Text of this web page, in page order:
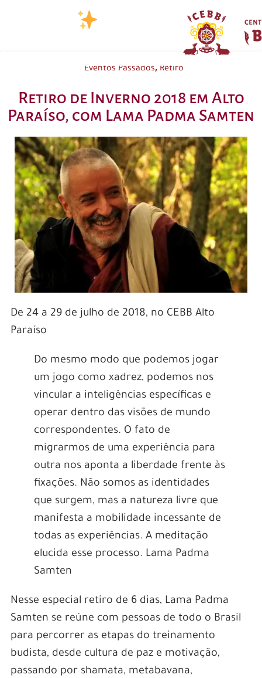
Eventos Passados, Retiro
Retiro de Inverno 2018 em Alto
Paraíso, com Lama Padma Samten
De 24 a 29 de julho de 2018, no CEBB Alto
Paraíso
Do mesmo modo que podemos jogar
um jogo como xadrez, podemos nos
vincular a inteligências específicas e
operar dentro das visões de mundo
correspondentes. O fato de
migrarmos de uma experiência para
outra nos aponta a liberdade frente às
fixações. Não somos as identidades
que surgem, mas a natureza livre que
manifesta a mobilidade incessante de
todas as experiências. A meditação
elucida esse processo. Lama Padma
Samten
Nesse especial retiro de 6 dias, Lama Padma
Samten se reúne com pessoas de todo o Brasil
para percorrer as etapas do treinamento
budista, desde cultura de paz e motivação,
passando por shamata, metabavana,